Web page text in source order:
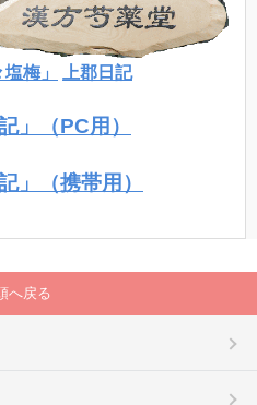
梅」 上郡日記
」（PC用）
」（携帯用）
へ戻る